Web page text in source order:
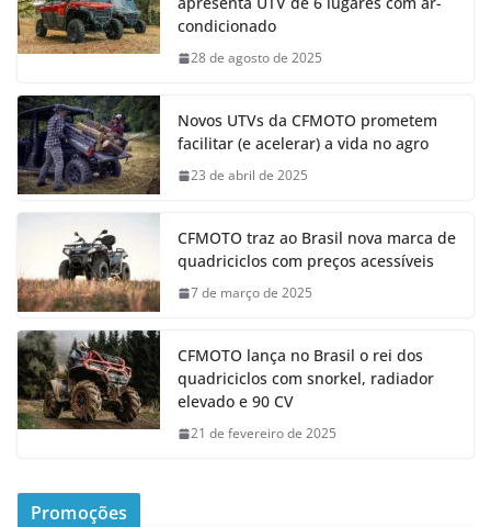
condicionado
28 de agosto de 2025
Novos UTVs da CFMOTO prometem
facilitar (e acelerar) a vida no agro
23 de abril de 2025
CFMOTO traz ao Brasil nova marca de
quadriciclos com preços acessíveis
7 de março de 2025
CFMOTO lança no Brasil o rei dos
quadriciclos com snorkel, radiador
elevado e 90 CV
21 de fevereiro de 2025
Promoções